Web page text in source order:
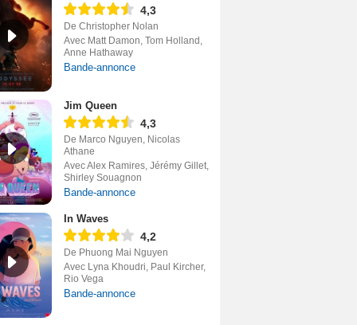
4,3
De Christopher Nolan
Avec Matt Damon, Tom Holland,
Anne Hathaway
Bande-annonce
Jim Queen
4,3
De Marco Nguyen, Nicolas
Athane
Avec Alex Ramires, Jérémy Gillet,
Shirley Souagnon
Bande-annonce
In Waves
4,2
De Phuong Mai Nguyen
Avec Lyna Khoudri, Paul Kircher,
Rio Vega
Bande-annonce